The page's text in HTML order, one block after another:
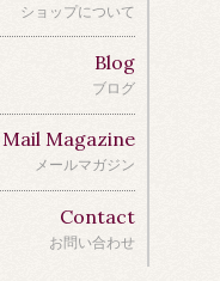
ショップについて
Blog
ブログ
Mail Magazine
メールマガジン
Contact
お問い合わせ